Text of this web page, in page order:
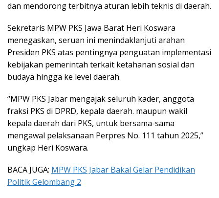
dan mendorong terbitnya aturan lebih teknis di daerah.
Sekretaris MPW PKS Jawa Barat Heri Koswara
menegaskan, seruan ini menindaklanjuti arahan
Presiden PKS atas pentingnya penguatan implementasi
kebijakan pemerintah terkait ketahanan sosial dan
budaya hingga ke level daerah.
“MPW PKS Jabar mengajak seluruh kader, anggota
fraksi PKS di DPRD, kepala daerah. maupun wakil
kepala daerah dari PKS, untuk bersama-sama
mengawal pelaksanaan Perpres No. 111 tahun 2025,”
ungkap Heri Koswara.
BACA JUGA: MPW PKS Jabar Bakal Gelar Pendidikan
Politik Gelombang 2